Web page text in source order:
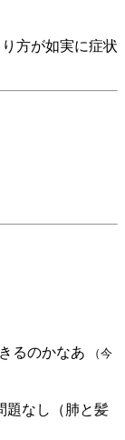
方が如実に症状
るのかなあ
（今
題なし（肺と髪